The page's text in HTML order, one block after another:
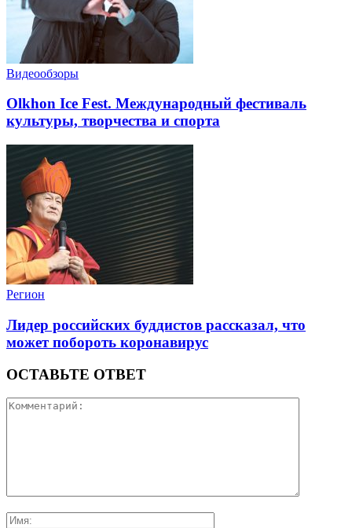
Видеообзоры
Olkhon Ice Fest. Международный фестиваль
культуры, творчества и спорта
Регион
Лидер российских буддистов рассказал, что
может побороть коронавирус
ОСТАВЬТЕ ОТВЕТ